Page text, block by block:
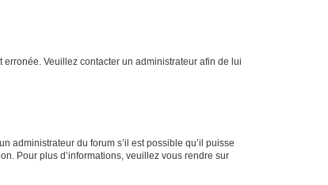
erronée. Veuillez contacter un administrateur afin de lui
administrateur du forum s’il est possible qu’il puisse
Pour plus d’informations, veuillez vous rendre sur